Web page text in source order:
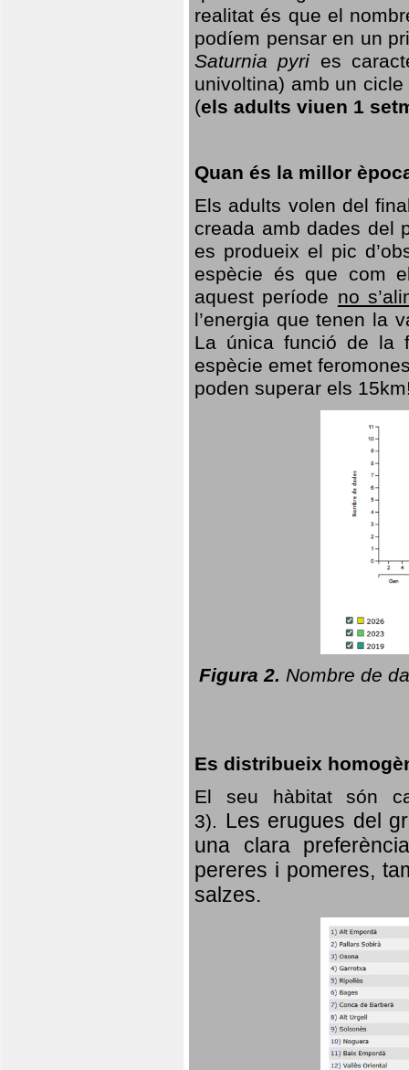
realitat és que el
podíem pensar en un
Saturnia pyri es
univoltina) amb un
(els adults viuen 1
Quan és la millor
Els adults volen del
creada amb dades del
es produeix el pic
espècie és que com
aquest període no
l’energia que tenen la
La única funció de la
espècie emet
poden superar els
Figura 2. Nombre de
Es distribueix
El seu hàbitat són
3). Les erugues del
una clara
pereres i pomeres,
salzes.